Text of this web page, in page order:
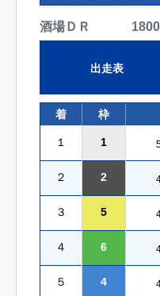
酒場ＤＲ
出走表
着 枠
１ 1
２ 2
３ 5
４ 6
５ 4